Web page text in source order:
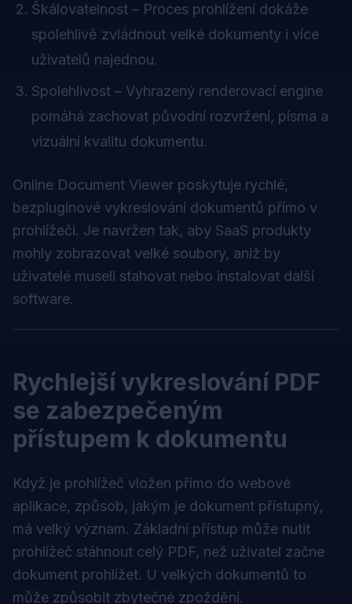
Škálovatelnost – Proces prohlížení dokáže
spolehlivě zvládnout velké dokumenty i více
uživatelů najednou.
Spolehlivost – Vyhrazený renderovací engine
pomáhá zachovat původní rozvržení, písma a
vizuální kvalitu dokumentu.
Online Document Viewer poskytuje rychlé,
bezpluginové vykreslování dokumentů přímo v
prohlížeči. Je navržen tak, aby SaaS produkty
mohly zobrazovat velké soubory, aniž by
uživatelé museli stahovat nebo instalovat další
software.
Rychlejší vykreslování PDF
se zabezpečeným
přístupem k dokumentu
Když je prohlížeč vložen přímo do webové
aplikace, způsob, jakým je dokument přístupný,
má velký význam. Základní přístup může nutit
prohlížeč stáhnout celý PDF, než uživatel začne
dokument prohlížet. U velkých dokumentů to
může způsobit zbytečné zpoždění.